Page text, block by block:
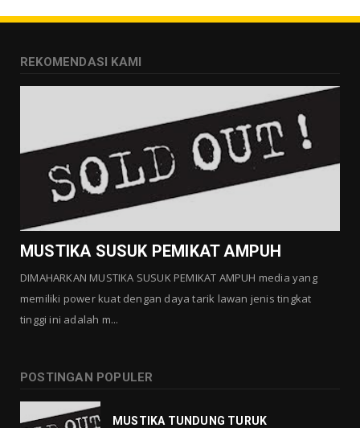
Agustus 01, 2026
MUSTIKA LANGGENG PERNIKAHAN
Agustus 01, 2026
GALLERY MUSTIKA
MUSTIKA KHODAM SURO
Agustus 01, 2026
GALLERY MUSTIKA
MUSTIKA MANTRA CINTA
REKOMENDASI KAMI
MUSTIKA SUSUK PEMIKAT AMPUH
DIMAHARKAN MUSTIKA SUSUK PEMIKAT AMPUH media yang
memiliki power kuat dengan daya tarik lawan jenis tingkat
tinggi ini adalah m...
POSTINGAN POPULER
MUSTIKA TUNDUNG TURUK